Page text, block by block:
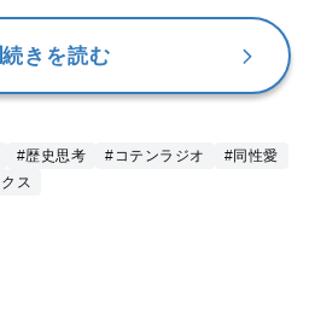
続きを読む
#歴史思考 #コテンラジオ
#同性愛
ス